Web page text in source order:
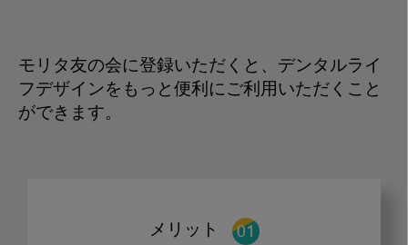
モリタ友の会に登録いただくと、デンタルライ
フデザインをもっと便利にご利用いただくこと
ができます。
メリット